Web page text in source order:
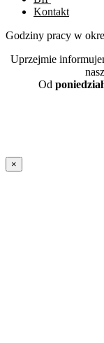
Kontakt
Godziny pracy w
Uprzejmie
Od
×